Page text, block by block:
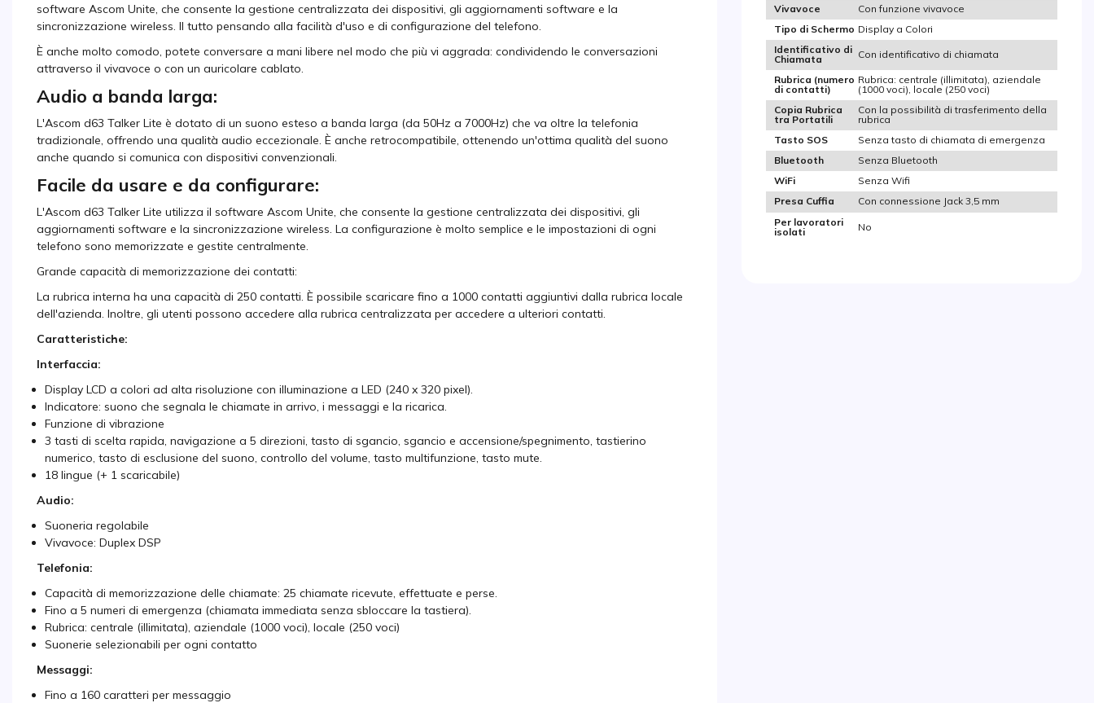
software Ascom Unite, che consente la gestione centralizzata dei dispositivi, gli aggiornamenti software e la
sincronizzazione wireless. Il tutto pensando alla facilità d'uso e di configurazione del telefono.
È anche molto comodo, potete conversare a mani libere nel modo che più vi aggrada: condividendo le conversazioni
attraverso il vivavoce o con un auricolare cablato.
Audio a banda larga:
L'Ascom d63 Talker Lite è dotato di un suono esteso a banda larga (da 50Hz a 7000Hz) che va oltre la telefonia
tradizionale, offrendo una qualità audio eccezionale. È anche retrocompatibile, ottenendo un'ottima qualità del suono
anche quando si comunica con dispositivi convenzionali.
Facile da usare e da configurare:
L'Ascom d63 Talker Lite utilizza il software Ascom Unite, che consente la gestione centralizzata dei dispositivi, gli
aggiornamenti software e la sincronizzazione wireless. La configurazione è molto semplice e le impostazioni di ogni
telefono sono memorizzate e gestite centralmente.
Grande capacità di memorizzazione dei contatti:
La rubrica interna ha una capacità di 250 contatti. È possibile scaricare fino a 1000 contatti aggiuntivi dalla rubrica locale
dell'azienda. Inoltre, gli utenti possono accedere alla rubrica centralizzata per accedere a ulteriori contatti.
Caratteristiche:
Interfaccia:
Display LCD a colori ad alta risoluzione con illuminazione a LED (240 x 320 pixel).
Indicatore: suono che segnala le chiamate in arrivo, i messaggi e la ricarica.
Funzione di vibrazione
3 tasti di scelta rapida, navigazione a 5 direzioni, tasto di sgancio, sgancio e accensione/spegnimento, tastierino
numerico, tasto di esclusione del suono, controllo del volume, tasto multifunzione, tasto mute.
18 lingue (+ 1 scaricabile)
Audio:
Suoneria regolabile
Vivavoce: Duplex DSP
Telefonia:
Capacità di memorizzazione delle chiamate: 25 chiamate ricevute, effettuate e perse.
Fino a 5 numeri di emergenza (chiamata immediata senza sbloccare la tastiera).
Rubrica: centrale (illimitata), aziendale (1000 voci), locale (250 voci)
Suonerie selezionabili per ogni contatto
Messaggi:
Fino a 160 caratteri per messaggio
Vivavoce
Con funzione vivavoce
Tipo di Schermo Display a Colori
Identificativo di
Chiamata
Con identificativo di chiamata
Rubrica (numero
di contatti)
Rubrica: centrale (illimitata), aziendale
(1000 voci), locale (250 voci)
Copia Rubrica
tra Portatili
Con la possibilità di trasferimento della
rubrica
Tasto SOS
Senza tasto di chiamata di emergenza
Bluetooth
Senza Bluetooth
WiFi
Senza Wifi
Presa Cuffia
Con connessione Jack 3,5 mm
Per lavoratori
isolati
No